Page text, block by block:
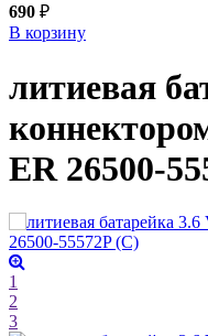
690 ₽
В корзину
литиевая
ER 26500-
1
2
3